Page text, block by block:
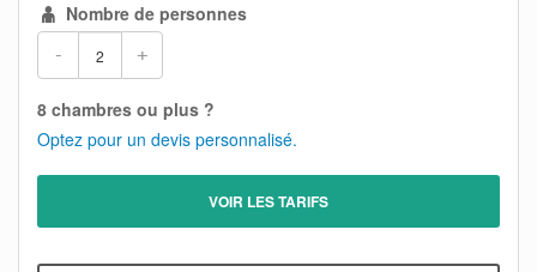
Nombre de personnes
- +
8 chambres ou plus ?
Optez pour un devis personnalisé.
VOIR LES TARIFS